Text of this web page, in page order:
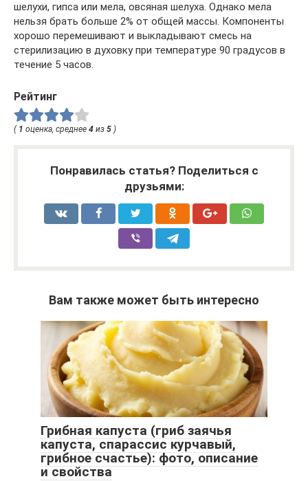
шелухи, гипса или мела, овсяная шелуха. Однако мела
нельзя брать больше 2% от общей массы. Компоненты
хорошо перемешивают и выкладывают смесь на
стерилизацию в духовку при температуре 90 градусов в
течение 5 часов.
Рейтинг
( 1 оценка, среднее 4 из 5 )
Понравилась статья? Поделиться с
друзьями:
Вам также может быть интересно
Грибная капуста (гриб заячья
капуста, спарассис курчавый,
грибное счастье): фото, описание
и свойства